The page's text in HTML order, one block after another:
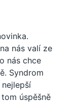
nás valí ze
nás chce
Syndrom
úspěšně